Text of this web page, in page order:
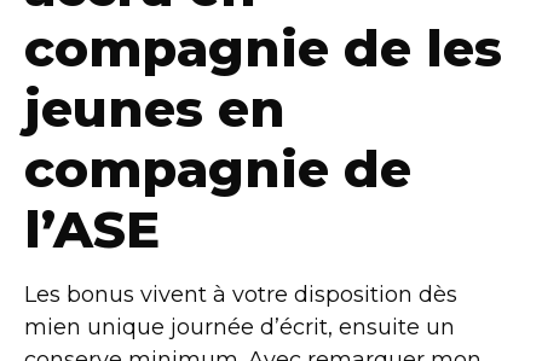
compagnie de les
jeunes en
compagnie de
l’ASE
Les bonus vivent à votre disposition dès
mien unique journée d’écrit, ensuite un